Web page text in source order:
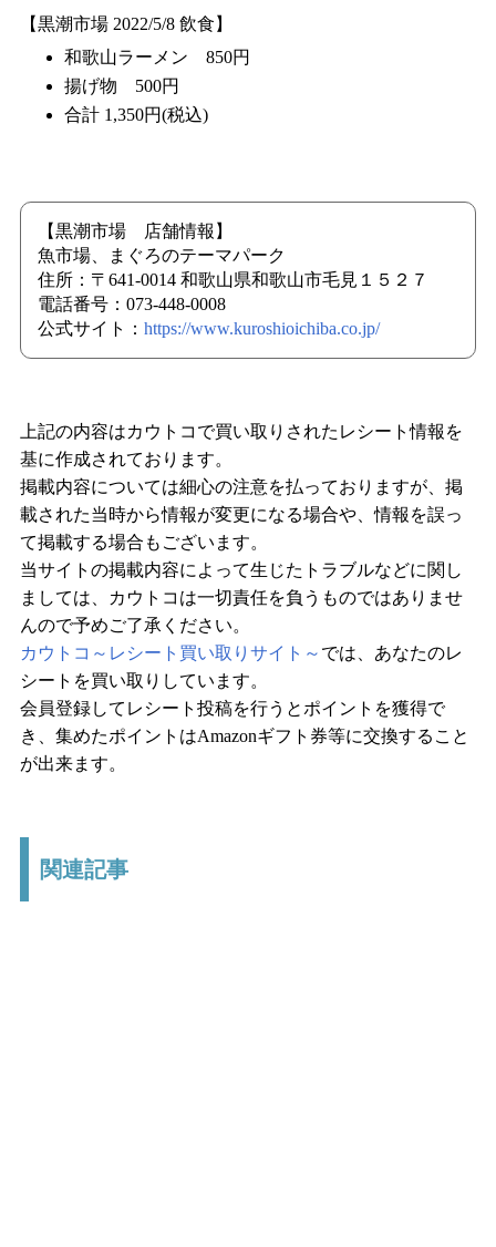
【黒潮市場 2022/5/8 飲食】
和歌山ラーメン 850円
揚げ物 500円
合計 1,350円(税込)
【黒潮市場 店舗情報】
魚市場、まぐろのテーマパーク
住所：〒641-0014 和歌山県和歌山市毛見１５２７
電話番号：073-448-0008
公式サイト： https://www.kuroshioichiba.co.jp/
上記の内容はカウトコで買い取りされたレシート情報を
基に作成されております。
掲載内容については細心の注意を払っておりますが、掲
載された当時から情報が変更になる場合や、情報を誤っ
て掲載する場合もございます。
当サイトの掲載内容によって生じたトラブルなどに関し
ましては、カウトコは一切責任を負うものではありませ
んので予めご了承ください。
カウトコ～レシート買い取りサイト～ では、あなたのレ
シートを買い取りしています。
会員登録してレシート投稿を行うとポイントを獲得で
き、集めたポイントはAmazonギフト券等に交換すること
が出来ます。
関連記事